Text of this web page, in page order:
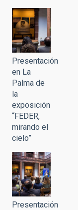
Presentación
en La
Palma de
la
exposición
“FEDER,
mirando el
cielo”
Presentación